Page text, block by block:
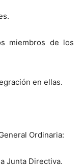
miembros de los
en ellas.
Ordinaria:
Junta Directiva.